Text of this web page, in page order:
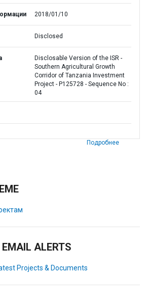
2018/01/10
Disclosed
Disclosable Version of the ISR -
Southern Agricultural Growth
Corridor of Tanzania Investment
Project - P125728 - Sequence No :
04
Подробнее
ALERTS
Projects & Documents